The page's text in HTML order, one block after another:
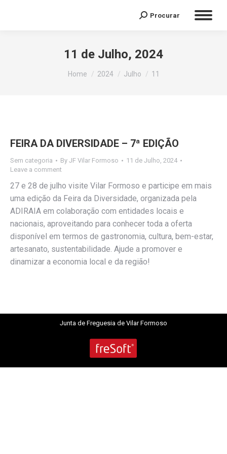
Search:
Procurar
11 de Julho, 2024
You are here:
Home 2024 Julho 11
FEIRA DA DIVERSIDADE – 7ª EDIÇÃO
Sem categoria By JF Vilar Formoso
11 de Julho, 2024
Leave a comment
27 e 28 de julho visite Vilar Formoso e participe em mais
uma edição da Feira da Diversidade, organizada pela
ADIRAIA em colaboração com entidades locais e
nacionais, aproveitando para conhecer toda a oferta
disponível em termos de gastronomia, cultura, bem-estar,
artesanato, sustentabilidade. Ajude a promover e
dinamizar a economia local e da região!
Junta de Freguesia de Vilar Formoso